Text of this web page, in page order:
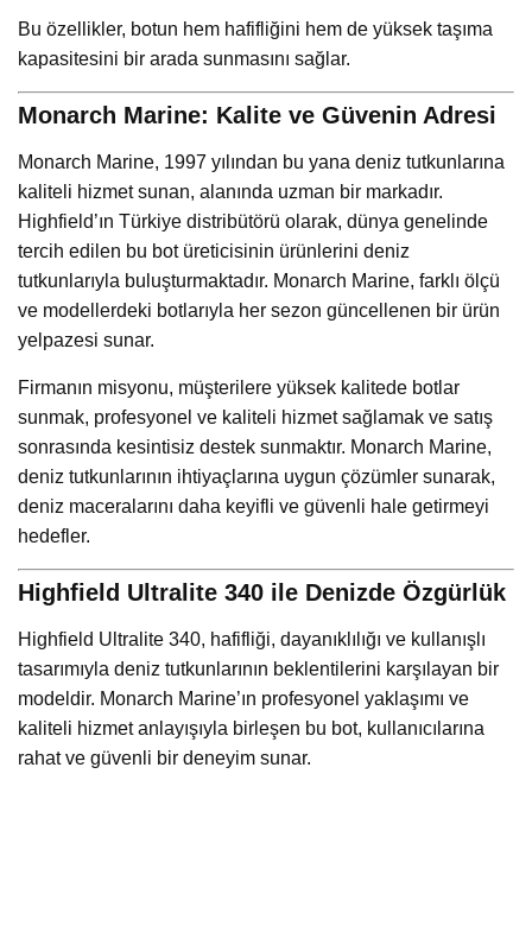
Bu özellikler, botun hem hafifliğini hem de yüksek taşıma
kapasitesini bir arada sunmasını sağlar.
Monarch Marine: Kalite ve Güvenin Adresi
Monarch Marine, 1997 yılından bu yana deniz tutkunlarına
kaliteli hizmet sunan, alanında uzman bir markadır.
Highfield’ın Türkiye distribütörü olarak, dünya genelinde
tercih edilen bu bot üreticisinin ürünlerini deniz
tutkunlarıyla buluşturmaktadır. Monarch Marine, farklı ölçü
ve modellerdeki botlarıyla her sezon güncellenen bir ürün
yelpazesi sunar.
Firmanın misyonu, müşterilere yüksek kalitede botlar
sunmak, profesyonel ve kaliteli hizmet sağlamak ve satış
sonrasında kesintisiz destek sunmaktır. Monarch Marine,
deniz tutkunlarının ihtiyaçlarına uygun çözümler sunarak,
deniz maceralarını daha keyifli ve güvenli hale getirmeyi
hedefler.
Highfield Ultralite 340 ile Denizde Özgürlük
Highfield Ultralite 340, hafifliği, dayanıklılığı ve kullanışlı
tasarımıyla deniz tutkunlarının beklentilerini karşılayan bir
modeldir. Monarch Marine’ın profesyonel yaklaşımı ve
kaliteli hizmet anlayışıyla birleşen bu bot, kullanıcılarına
rahat ve güvenli bir deneyim sunar.